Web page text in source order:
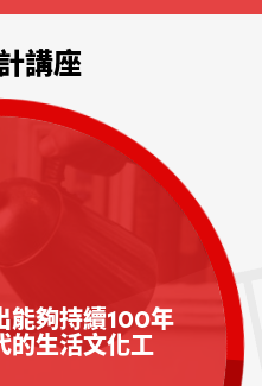
講座
能夠持續100年
的生活文化工